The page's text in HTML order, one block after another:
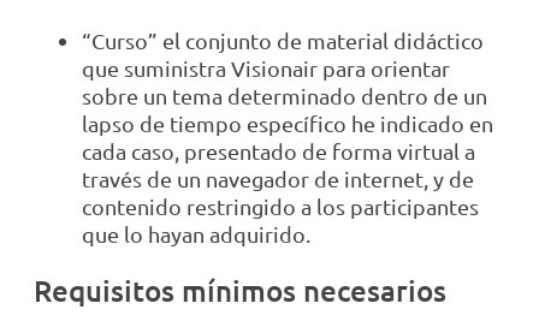
“Curso” el conjunto de material didáctico
que suministra Visionair para orientar
sobre un tema determinado dentro de un
lapso de tiempo específico he indicado en
cada caso, presentado de forma virtual a
través de un navegador de internet, y de
contenido restringido a los participantes
que lo hayan adquirido.
Requisitos mínimos necesarios